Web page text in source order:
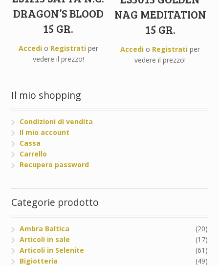
DRAGON’S BLOOD
15 GR.
Accedio Registratiper
vedere il prezzo!
NAG MEDITATION
15 GR.
Accedi o Registrati per
vedere il prezzo!
Il mio shopping
Condizioni di vendita
Il mio account
Cassa
Carrello
Recupero password
Categorie prodotto
Ambra Baltica
(20)
Articoli in sale
(17)
Articoli in Selenite
(61)
Bigiotteria
(49)